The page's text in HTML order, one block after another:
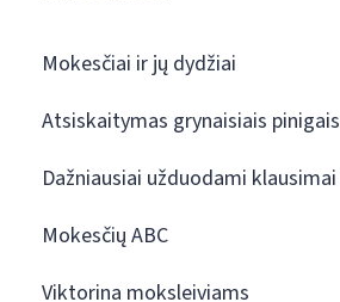
Mokesčiai ir jų dydžiai
Atsiskaitymas grynaisiais pinigais
Dažniausiai užduodami klausimai
Mokesčių ABC
Viktorina moksleiviams